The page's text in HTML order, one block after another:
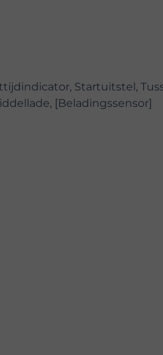
Startuitstel,
[Beladingssensor]